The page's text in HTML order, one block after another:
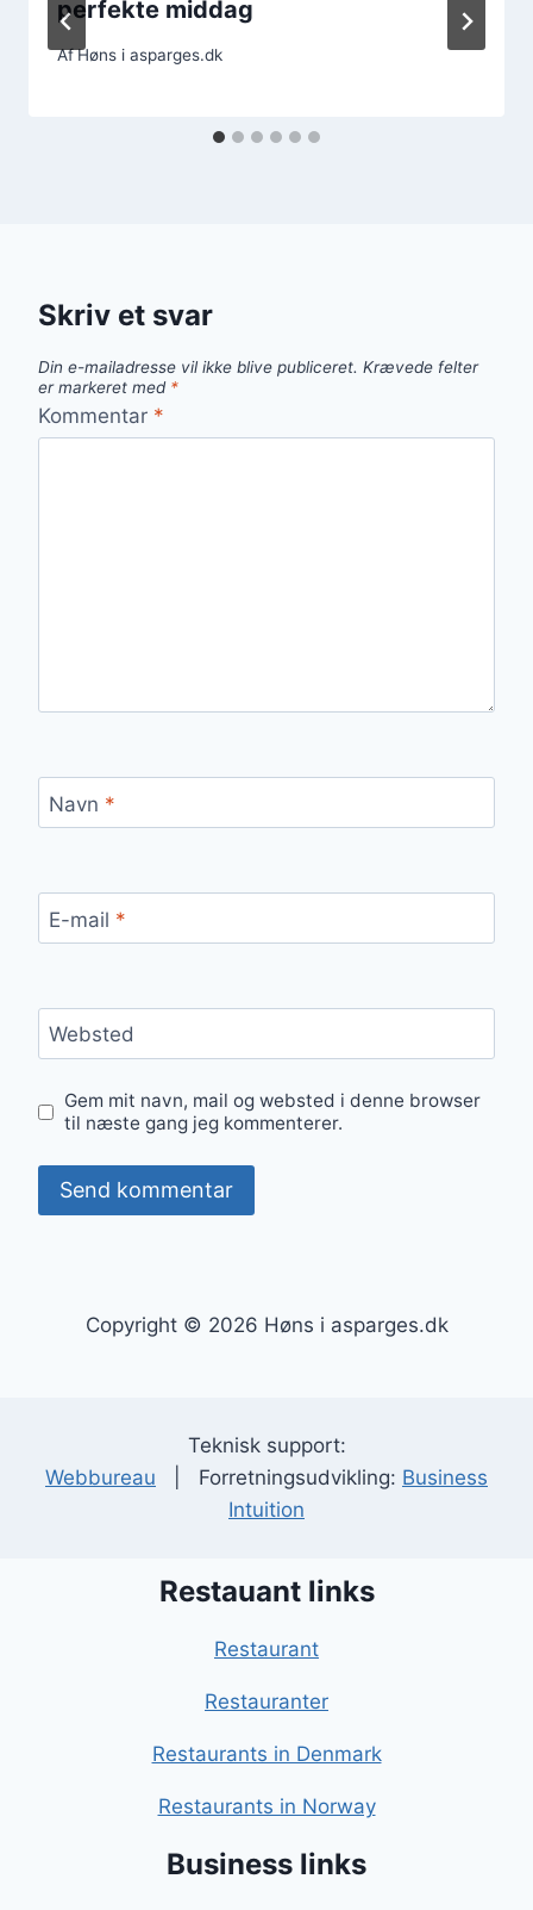
perfekte middag
AfHøns i asparges.dk
Skriv et svar
Din e-mailadresse vil ikke blive publiceret. Krævede felter
er markeret med *
Kommentar *
Navn *
E-mail *
Websted
Gem mit navn, mail og websted i denne browser
til næste gang jeg kommenterer.
Copyright © 2026 Høns i asparges.dk
Teknisk support:
Webbureau | Forretningsudvikling: Business
Intuition
Restauant links
Restaurant
Restauranter
Restaurants in Denmark
Restaurants in Norway
Business links